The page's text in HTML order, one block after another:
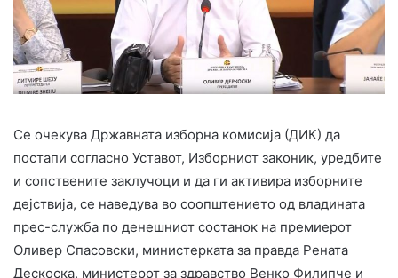
Се очекува Државната изборна комисија (ДИК) да
постапи согласно Уставот, Изборниот законик, уредбите
и сопствените заклучоци и да ги активира изборните
дејствија, се наведува во соопштението од владината
прес-служба по денешниот состанок на премиерот
Оливер Спасовски, министерката за правда Рената
Дескоска, министерот за здравство Венко Филипче и